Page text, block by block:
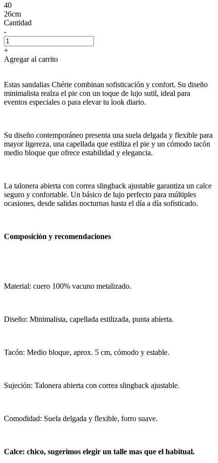
40
26cm
Cantidad
-
+
Agregar al carrito
Estas sandalias Chérie combinan sofisticación y confort. Su diseño
minimalista realza el pie con un toque de lujo sutil, ideal para
eventos especiales o para elevar tu look diario.
Su diseño contemporáneo presenta una suela delgada y flexible para
mayor ligereza, una capellada que estiliza el pie y un cómodo tacón
medio bloque que ofrece estabilidad y elegancia.
La talonera abierta con correa slingback ajustable garantiza un calce
seguro y confortable. Un básico de lujo perfecto para múltiples
ocasiones, desde salidas nocturnas hasta el día a día sofisticado.
Composición y recomendaciones
Material: cuero 100% vacuno metalizado.
Diseño: Minimalista, capellada estilizada, punta abierta.
Tacón: Medio bloque, aprox. 5 cm, cómodo y estable.
Sujeción: Talonera abierta con correa slingback ajustable.
Comodidad: Suela delgada y flexible, forro suave.
Calce: chico, sugerimos elegir un talle mas que el habitual.